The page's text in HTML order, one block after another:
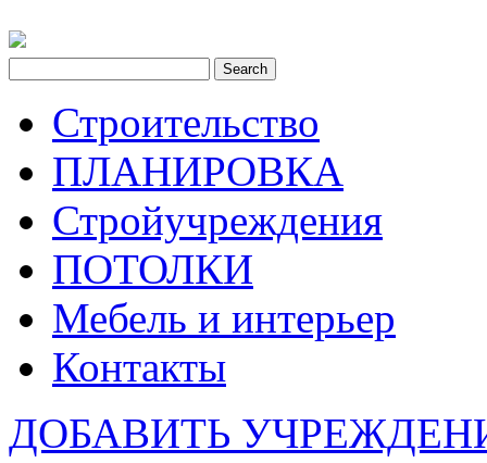
Строительство
ПЛАНИРОВКА
Стройучреждения
ПОТОЛКИ
Мебель и интерьер
Контакты
ДОБАВИТЬ